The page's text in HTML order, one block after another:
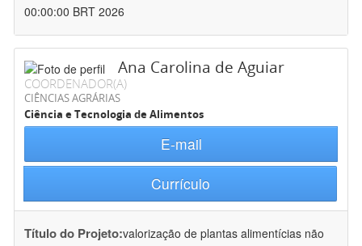
00:00:00 BRT 2026
Ana Carolina de Aguiar
COORDENADOR(A)
CIÊNCIAS AGRÁRIAS
Ciência e Tecnologia de Alimentos
E-mail
Currículo
Título do Projeto:valorização de plantas alimentícias não